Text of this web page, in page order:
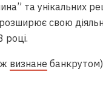
та унікальних
свою
році.
визнане